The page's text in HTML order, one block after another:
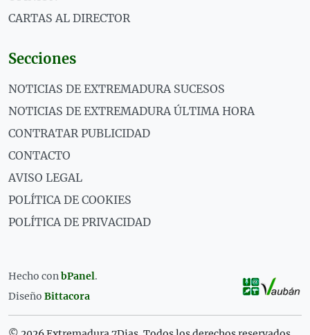
CARTAS AL DIRECTOR
Secciones
NOTICIAS DE EXTREMADURA SUCESOS
NOTICIAS DE EXTREMADURA ÚLTIMA HORA
CONTRATAR PUBLICIDAD
CONTACTO
AVISO LEGAL
POLÍTICA DE COOKIES
POLÍTICA DE PRIVACIDAD
Hecho con bPanel.
Diseño Bittacora